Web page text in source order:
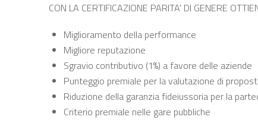
CON LA CERTIFICAZIONE PARITA' DI GENERE
Miglioramento della performance
Migliore reputazione
Sgravio contributivo (1%) a favore delle aziende
Punteggio premiale per la valutazione di
Riduzione della garanzia fideiussoria per la
Criterio premiale nelle gare pubbliche